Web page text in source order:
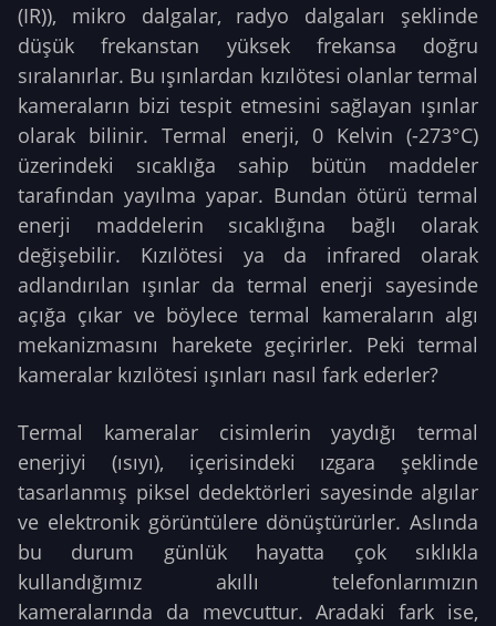
(IR)), mikro dalgalar, radyo dalgaları şeklinde
düşük frekanstan yüksek frekansa doğru
sıralanırlar. Bu ışınlardan kızılötesi olanlar termal
kameraların bizi tespit etmesini sağlayan ışınlar
olarak bilinir. Termal enerji, 0 Kelvin (-273°C)
üzerindeki sıcaklığa sahip bütün maddeler
tarafından yayılma yapar. Bundan ötürü termal
enerji maddelerin sıcaklığına bağlı olarak
değişebilir. Kızılötesi ya da infrared olarak
adlandırılan ışınlar da termal enerji sayesinde
açığa çıkar ve böylece termal kameraların algı
mekanizmasını harekete geçirirler. Peki termal
kameralar kızılötesi ışınları nasıl fark ederler?
Termal kameralar cisimlerin yaydığı termal
enerjiyi (ısıyı), içerisindeki ızgara şeklinde
tasarlanmış piksel dedektörleri sayesinde algılar
ve elektronik görüntülere dönüştürürler. Aslında
bu durum günlük hayatta çok sıklıkla
kullandığımız akıllı telefonlarımızın
kameralarında da mevcuttur. Aradaki fark ise,